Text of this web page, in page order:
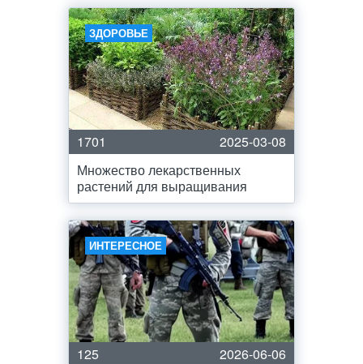
ЗДОРОВЬЕ
1701
2025-03-08
Множество лекарственных
растений для выращивания
ИНТЕРЕСНОЕ
125
2026-06-06